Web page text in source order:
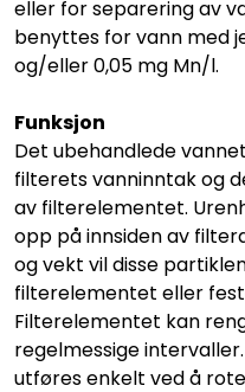
eller for separering av
benyttes for vann med
og/eller 0,05 mg Mn/l.
Funksjon
Det ubehandlede
filterets vanninntak og
av filterelementet.
opp på innsiden av
og vekt vil disse
filterelementet eller
Filterelementet kan
regelmessige
utføres enkelt ved å